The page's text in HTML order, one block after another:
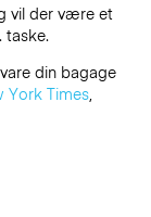
vil der være et
taske.
din bagage
York Times,